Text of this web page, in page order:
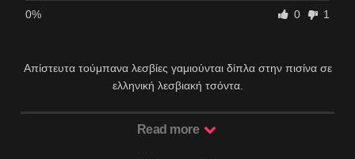
0% 0 1
Απίστευτα τούμπανα λεσβίες γαμιούνται δίπλα στην πισίνα σε
ελληνική λεσβιακή τσόντα.
Read more